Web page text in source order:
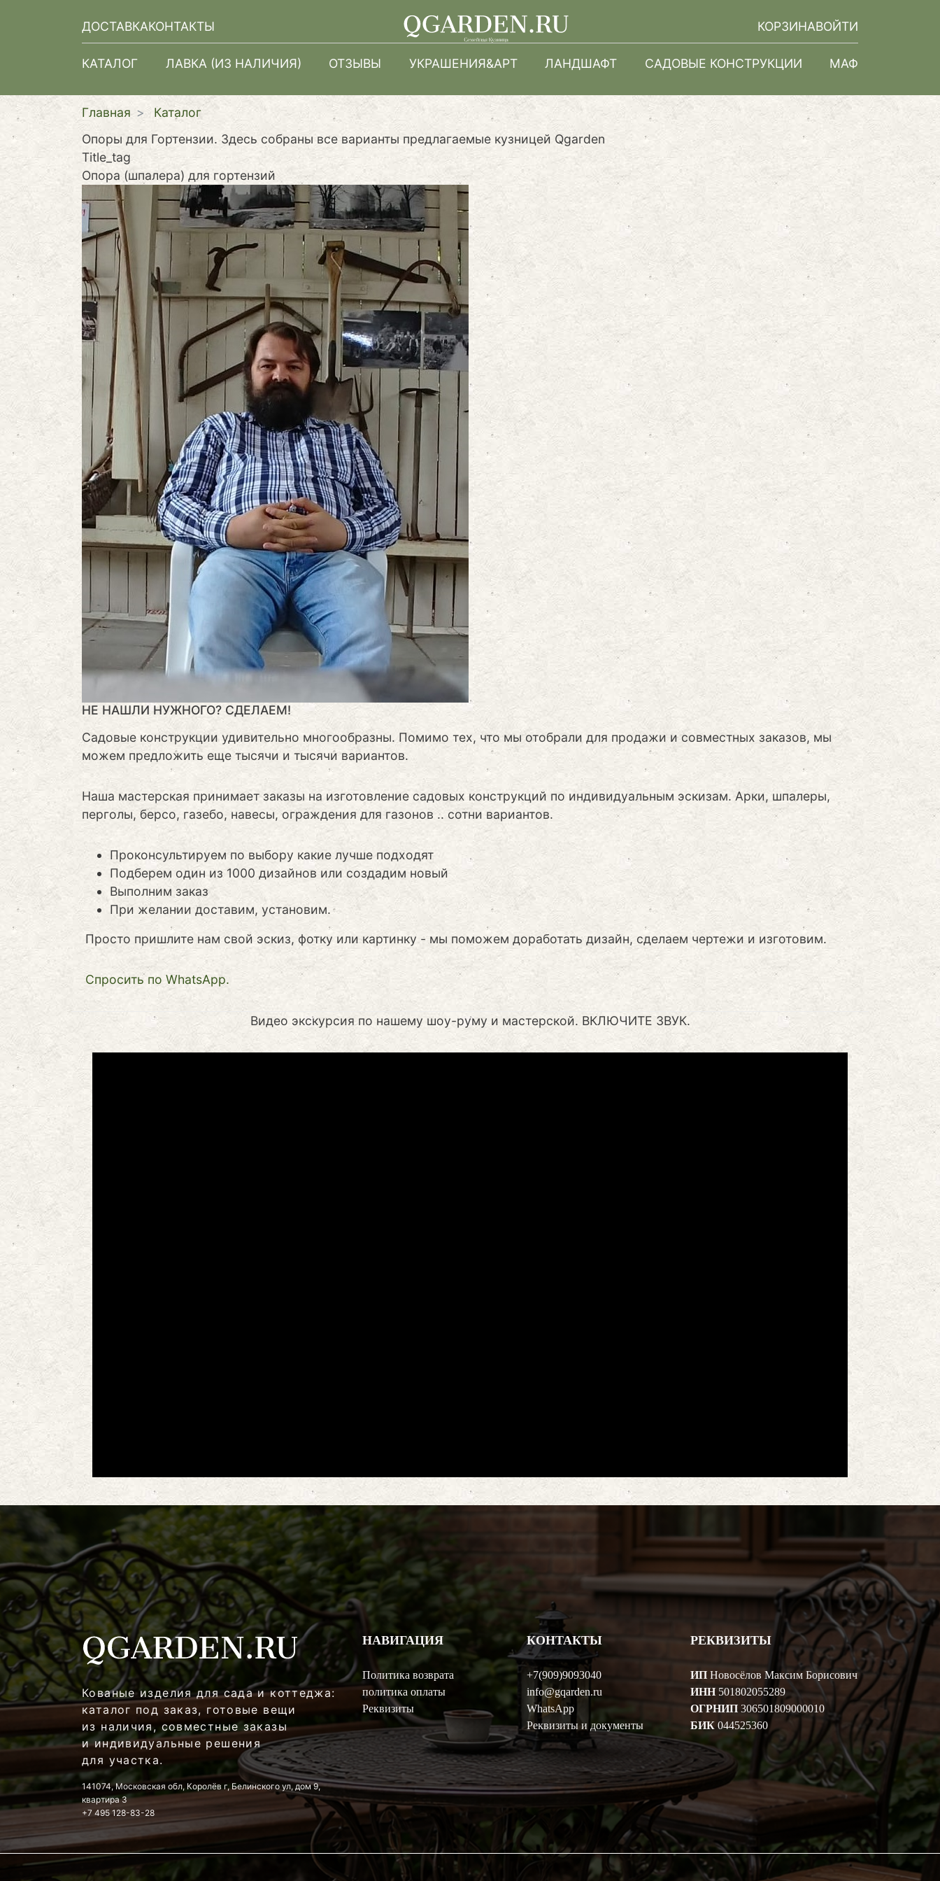
к
содержанию
ДОСТАВКАКОНТАКТЫ КОРЗИНАВОЙТИ
КАТАЛОГ ЛАВКА (ИЗ НАЛИЧИЯ) ОТЗЫВЫ УКРАШЕНИЯ&АРТ ЛАНДШАФТ САДОВЫЕ КОНСТРУКЦИИ МАФ
Главная
Каталог
Опоры для Гортензии. Здесь собраны все варианты предлагаемые кузницей Qgarden
Title_tag
Опора (шпалера) для гортензий
НЕ НАШЛИ НУЖНОГО? СДЕЛАЕМ!
Садовые конструкции удивительно многообразны. Помимо тех, что мы отобрали для продажи и совместных заказов, мы
можем предложить еще тысячи и тысячи вариантов.
Наша мастерская принимает заказы на изготовление садовых конструкций по индивидуальным эскизам. Арки, шпалеры,
перголы, берсо, газебо, навесы, ограждения для газонов .. сотни вариантов.
Проконсультируем по выбору какие лучше подходят
Подберем один из 1000 дизайнов или создадим новый
Выполним заказ
При желании доставим, установим.
Просто пришлите нам свой эскиз, фотку или картинку - мы поможем доработать дизайн, сделаем чертежи и изготовим.
Cпросить по WhatsApp.
Видео экскурсия по нашему шоу-руму и мастерской. ВКЛЮЧИТЕ ЗВУК.
Кованые изделия для сада и коттеджа:
каталог под заказ, готовые вещи
из наличия, совместные заказы
и индивидуальные решения
для участка.
141074, Московская обл, Королёв г, Белинского ул, дом 9,
квартира 3
+7 495 128-83-28
НАВИГАЦИЯ
Политика возврата
политика оплаты
Реквизиты
КОНТАКТЫ
+7(909)9093040
info@gqarden.ru
WhatsApp
Реквизиты и документы
РЕКВИЗИТЫ
ИПНовосёлов Максим Борисович
ИНН501802055289
ОГРНИП306501809000010
БИК044525360